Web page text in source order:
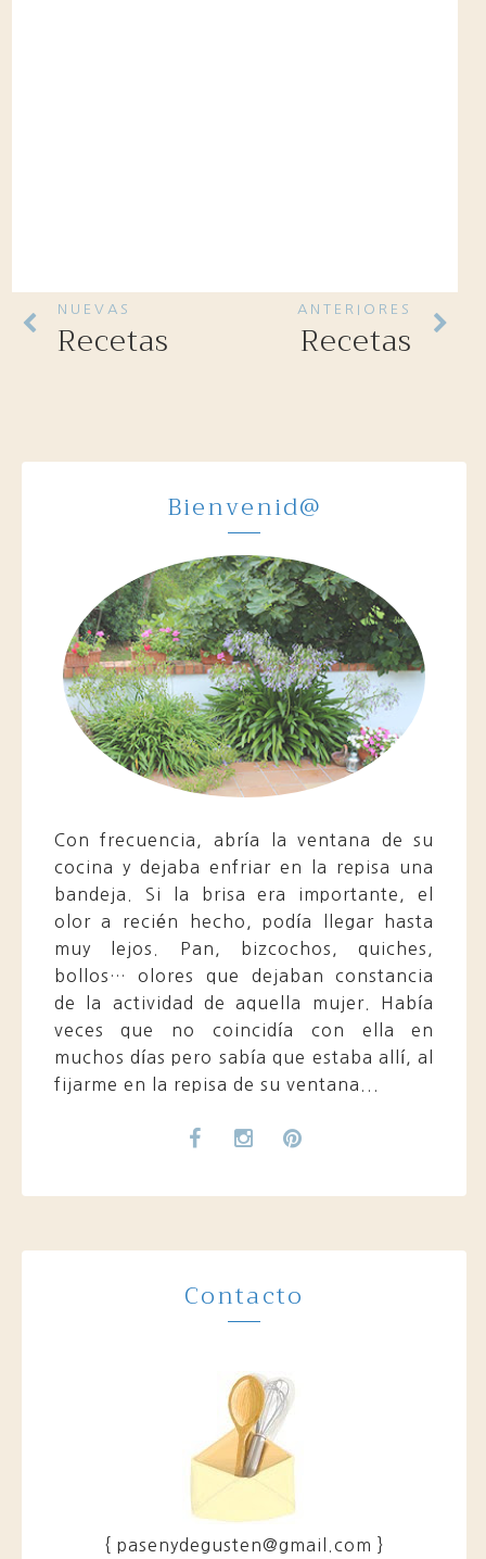
NUEVAS
Recetas
ANTERIORES
Recetas
Bienvenid@
Con frecuencia, abría la ventana de su
cocina y dejaba enfriar en la repisa una
bandeja. Si la brisa era importante, el
olor a recién hecho, podía llegar hasta
muy lejos. Pan, bizcochos, quiches,
bollos… olores que dejaban constancia
de la actividad de aquella mujer. Había
veces que no coincidía con ella en
muchos días pero sabía que estaba allí, al
fijarme en la repisa de su ventana...
Contacto
{ pasenydegusten@gmail.com }